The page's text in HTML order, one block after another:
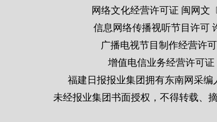
网络文化经营许可证 闽网文
信息网络传播视听节目许可
广播电视节目制作经营许
增值电信业务经营许可证
福建日报报业集团拥有东南网采
未经报业集团书面授权，不得转载、